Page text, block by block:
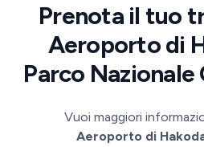
Prenota il tuo
Aeroporto di
Parco Nazionale
Vuoi maggiori
Aeroporto di